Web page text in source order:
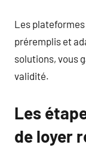
Les
préremplis et
solutions, vous
validité.
Les
de loyer